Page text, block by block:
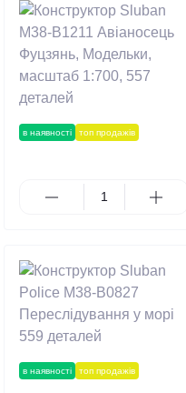
в наявності топ продажів
в наявності топ продажів